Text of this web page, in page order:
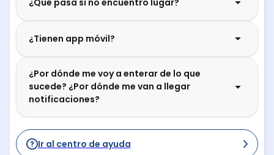
¿Tienen app móvil?
¿Por dónde me voy a enterar de lo que
sucede? ¿Por dónde me van a llegar
notificaciones?
Ir al centro de ayuda